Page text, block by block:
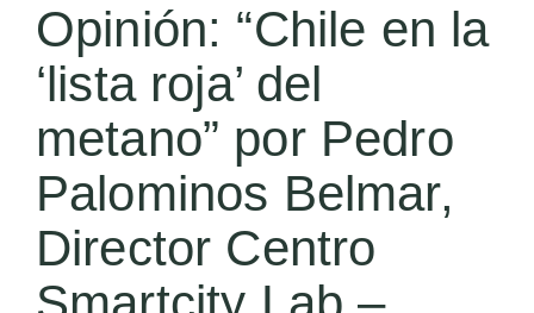
Opinión: “Chile en la
‘lista roja’ del
metano” por Pedro
Palominos Belmar,
Director Centro